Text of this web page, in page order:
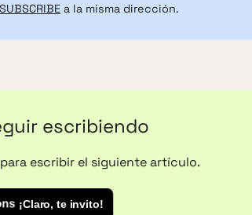
a la misma dirección.
escribiendo
escribir el siguiente artículo.
¡Claro, te invito!